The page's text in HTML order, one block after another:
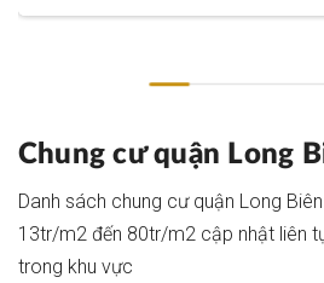
Chung cưquận Long
Danh sách chung cư quận Long
13tr/m2 đến 80tr/m2 cập nhật liên
trong khu vực